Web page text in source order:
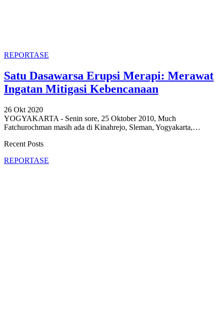
REPORTASE
Satu Dasawarsa Erupsi Merapi: Merawat
Ingatan Mitigasi Kebencanaan
26 Okt 2020
YOGYAKARTA - Senin sore, 25 Oktober 2010, Much
Fatchurochman masih ada di Kinahrejo, Sleman, Yogyakarta,…
Recent Posts
REPORTASE